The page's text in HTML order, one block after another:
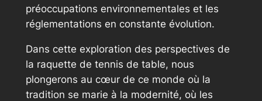
préoccupations environnementales et les
réglementations en constante évolution.
Dans cette exploration des perspectives de
la raquette de tennis de table, nous
plongerons au cœur de ce monde où la
tradition se marie à la modernité, où les